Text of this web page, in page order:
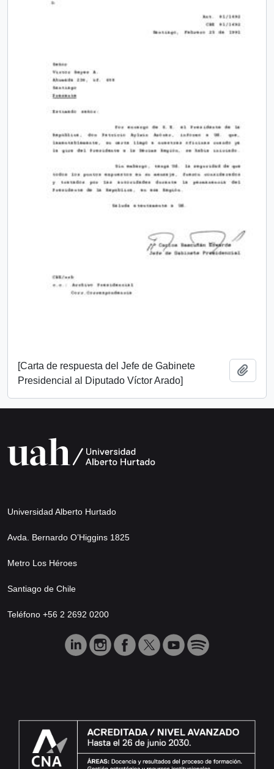
[Carta de respuesta del Jefe de Gabinete
Presidencial al Diputado Víctor Arado]
Universidad Alberto Hurtado
Avda. Bernardo O’Higgins 1825
Metro Los Héroes
Santiago de Chile
Teléfono +56 2 2692 0200